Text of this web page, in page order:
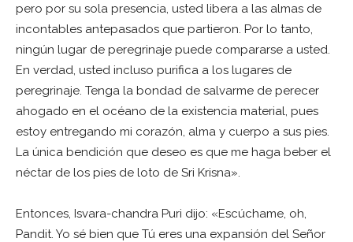
pero por su sola presencia, usted libera a las almas de
incontables antepasados que partieron. Por lo tanto,
ningún lugar de peregrinaje puede compararse a usted.
En verdad, usted incluso purifica a los lugares de
peregrinaje. Tenga la bondad de salvarme de perecer
ahogado en el océano de la existencia material, pues
estoy entregando mi corazón, alma y cuerpo a sus pies.
La única bendición que deseo es que me haga beber el
néctar de los pies de loto de Sri Krisna».
Entonces, Isvara-chandra Puri dijo: «Escúchame, oh,
Pandit. Yo sé bien que Tú eres una expansión del Señor